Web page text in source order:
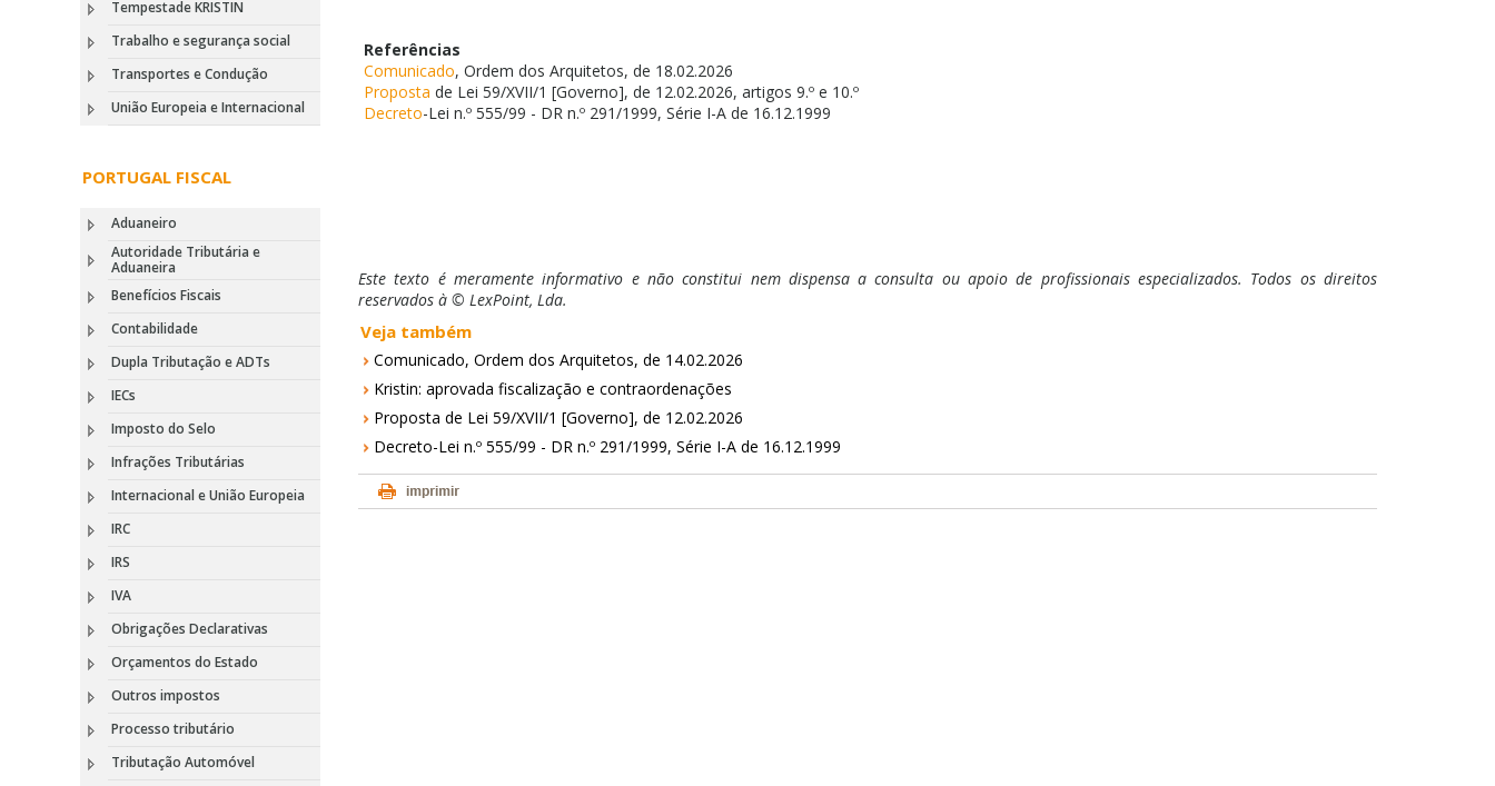
Tempestade KRISTIN
Trabalho e segurança social
Transportes e Condução
União Europeia e Internacional
PORTUGAL FISCAL
Aduaneiro
Autoridade Tributária e
Aduaneira
Benefícios Fiscais
Contabilidade
Dupla Tributação e ADTs
IECs
Imposto do Selo
Infrações Tributárias
Internacional e União Europeia
IRC
IRS
IVA
Obrigações Declarativas
Orçamentos do Estado
Outros impostos
Processo tributário
Tributação Automóvel
Referências
Comunicado, Ordem dos Arquitetos, de 18.02.2026
Proposta de Lei 59/XVII/1 [Governo], de 12.02.2026, artigos 9.º e 10.º
Decreto-Lei n.º 555/99 - DR n.º 291/1999, Série I-A de 16.12.1999
Este texto é meramente informativo e não constitui nem dispensa a consulta ou apoio de profissionais especializados. Todos os direitos
reservados à © LexPoint, Lda.
Veja também
Comunicado, Ordem dos Arquitetos, de 14.02.2026
Kristin: aprovada fiscalização e contraordenações
Proposta de Lei 59/XVII/1 [Governo], de 12.02.2026
Decreto-Lei n.º 555/99 - DR n.º 291/1999, Série I-A de 16.12.1999